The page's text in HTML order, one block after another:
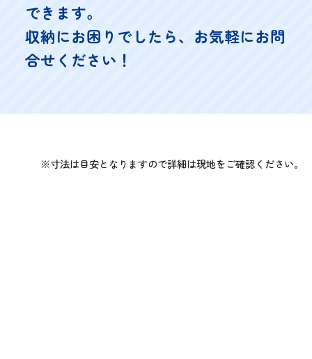
できます。
収納にお困りでしたら、お気軽にお問
合せください！
※寸法は目安となりますので詳細は現地をご確認ください。